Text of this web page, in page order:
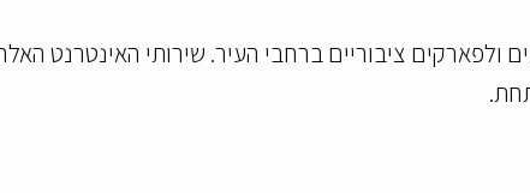
ולפארקים ציבוריים ברחבי העיר. שירותי האינטרנט